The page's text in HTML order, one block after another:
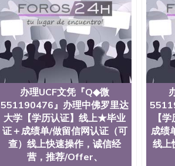
办理UCF文凭『Q◆微
551190476』办理中佛罗里达
大学【学历认证】线上★毕业
证＋成绩单/做留信网认证（可
查）线上快速操作，诚信经
营，推荐/Offer、
【
成绩
线上